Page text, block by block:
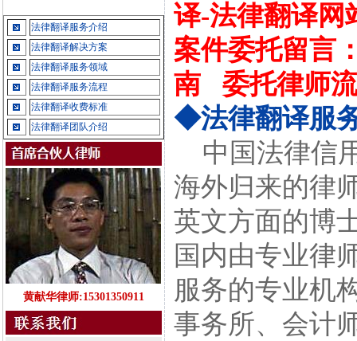
法律翻译服务介绍
法律翻译解决方案
法律翻译服务领域
法律翻译服务流程
法律翻译收费标准
法律翻译团队介绍
黄献华律师:15301350911
译-法律翻译网
案件委托留言
南
委托律师
◆法律翻译服
中国法律信
海外归来的律
英文方面的博
国内由专业律
服务的专业机
事务所、会计